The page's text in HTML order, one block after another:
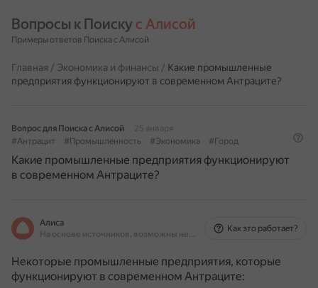
Вопросы к Поиску с Алисой
Примеры ответов Поиска с Алисой
Главная / Экономика и финансы / Какие промышленные
предприятия функционируют в современном Антраците?
Вопрос для Поиска с Алисой
25 января
#Антрацит
#Промышленность #Экономика #Город
Какие промышленные предприятия функционируют
в современном Антраците?
Алиса
На основе источников, возможны неточности
Как это работает?
Некоторые промышленные предприятия, которые
функционируют в современном Антраците: